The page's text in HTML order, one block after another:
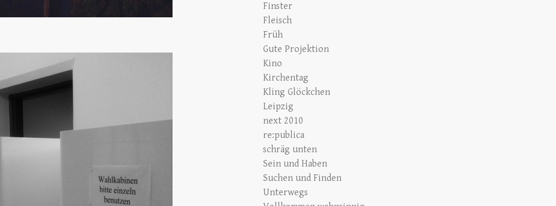
Finster
Fleisch
Früh
Gute Projektion
Kino
Kirchentag
Kling Glöckchen
Leipzig
next 2010
re:publica
schräg unten
Sein und Haben
Suchen und Finden
Unterwegs